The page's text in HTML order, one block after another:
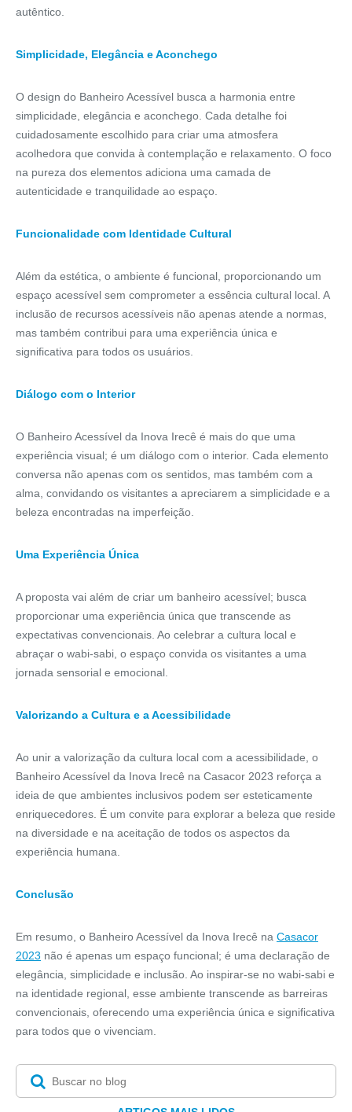
autêntico.
Simplicidade, Elegância e Aconchego
O design do Banheiro Acessível busca a harmonia entre
simplicidade, elegância e aconchego. Cada detalhe foi
cuidadosamente escolhido para criar uma atmosfera
acolhedora que convida à contemplação e relaxamento. O foco
na pureza dos elementos adiciona uma camada de
autenticidade e tranquilidade ao espaço.
Funcionalidade com Identidade Cultural
Além da estética, o ambiente é funcional, proporcionando um
espaço acessível sem comprometer a essência cultural local. A
inclusão de recursos acessíveis não apenas atende a normas,
mas também contribui para uma experiência única e
significativa para todos os usuários.
Diálogo com o Interior
O Banheiro Acessível da Inova Irecê é mais do que uma
experiência visual; é um diálogo com o interior. Cada elemento
conversa não apenas com os sentidos, mas também com a
alma, convidando os visitantes a apreciarem a simplicidade e a
beleza encontradas na imperfeição.
Uma Experiência Única
A proposta vai além de criar um banheiro acessível; busca
proporcionar uma experiência única que transcende as
expectativas convencionais. Ao celebrar a cultura local e
abraçar o wabi-sabi, o espaço convida os visitantes a uma
jornada sensorial e emocional.
Valorizando a Cultura e a Acessibilidade
Ao unir a valorização da cultura local com a acessibilidade, o
Banheiro Acessível da Inova Irecê na Casacor 2023 reforça a
ideia de que ambientes inclusivos podem ser esteticamente
enriquecedores. É um convite para explorar a beleza que reside
na diversidade e na aceitação de todos os aspectos da
experiência humana.
Conclusão
Em resumo, o Banheiro Acessível da Inova Irecê na Casacor
2023 não é apenas um espaço funcional; é uma declaração de
elegância, simplicidade e inclusão. Ao inspirar-se no wabi-sabi e
na identidade regional, esse ambiente transcende as barreiras
convencionais, oferecendo uma experiência única e significativa
para todos que o vivenciam.